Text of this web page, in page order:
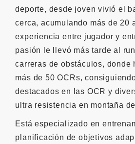
deporte, desde joven vivió el
cerca, acumulando más de 20
experiencia entre jugador y
pasión le llevó más tarde al
carreras de obstáculos, donde
más de 50 OCRs,
destacados en las OCR y
ultra resistencia en montaña
Está especializado en
planificación de objetivos